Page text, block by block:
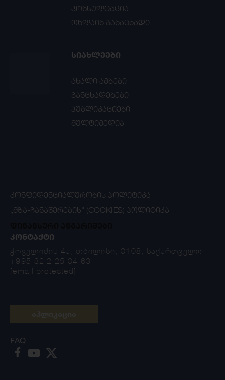
კონსულტაცია
ონლაინ განაცხადი
ᲡᲘᲐᲮᲚᲔᲔᲑᲘ
ახალი ამბები
განცხადებები
პუბლიკაციები
მულტიმედია
ᲙᲝᲜᲤᲘᲓᲔᲜᲪᲘᲐᲚᲣᲠᲝᲑᲘᲡ ᲞᲝᲚᲘᲢᲘᲙᲐ
„ᲛᲖᲐ-ᲩᲐᲜᲐᲬᲔᲠᲔᲑᲘᲡ“ (COOKIES) ᲞᲝᲚᲘᲢᲘᲙᲐ
ᲙᲝᲜᲢᲐᲥᲢᲘ
ჭოველიძის 4ა, თბილისი, 0108, საქართველო
+995 32 2 25 04 63
[email protected]
FAQ